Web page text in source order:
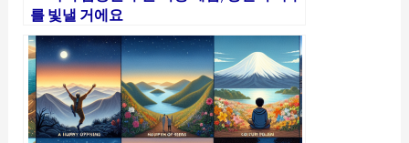
를 빛낼 거에요